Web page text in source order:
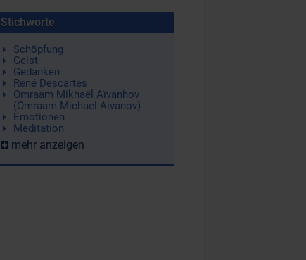
Stichworte
Schöpfung
Geist
Gedanken
René Descartes
Omraam Mikhaël Aïvanhov
(Omraam Michael Aivanov)
Emotionen
Meditation
mehr anzeigen